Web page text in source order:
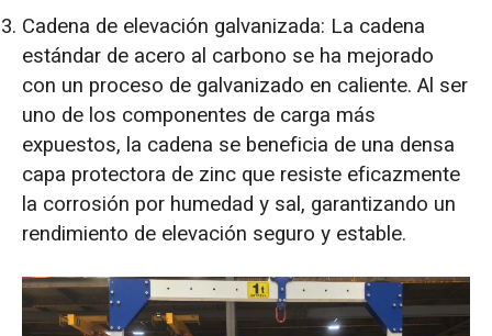
Cadena de elevación galvanizada: La cadena
estándar de acero al carbono se ha mejorado
con un proceso de galvanizado en caliente. Al ser
uno de los componentes de carga más
expuestos, la cadena se beneficia de una densa
capa protectora de zinc que resiste eficazmente
la corrosión por humedad y sal, garantizando un
rendimiento de elevación seguro y estable.